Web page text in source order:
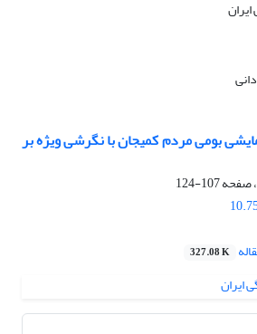
بومی مردم کمیجان با نگرشی ویژه بر
107-124
327.08 K